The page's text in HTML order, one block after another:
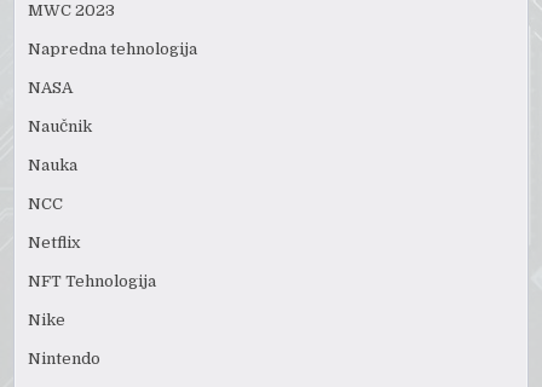
MWC 2023
Napredna tehnologija
NASA
Naučnik
Nauka
NCC
Netflix
NFT Tehnologija
Nike
Nintendo